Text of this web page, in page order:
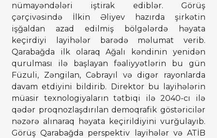
nümayəndələri iştirak ediblər. Görüş
çərçivəsində İlkin Əliyev hazırda şirkətin
işğaldan azad edilmiş bölgələrdə həyata
keçirdiyi layihələr barədə məlumat verib.
Qarabağda ilk olaraq Ağalı kəndinin yenidən
qurulması ilə başlayan fəaliyyətlərin bu gün
Füzuli, Zəngilan, Cəbrayıl və digər rayonlarda
davam etdiyini bildirib. Direktor bu layihələrin
müasir texnologiyaların tətbiqi ilə 2040-cı ilə
qədər proqnozlaşdırılan demoqrafik göstəricilər
nəzərə alınaraq həyata keçirildiyini vurğulayıb.
Görüş Qarabağda perspektiv layihələr və ATİB